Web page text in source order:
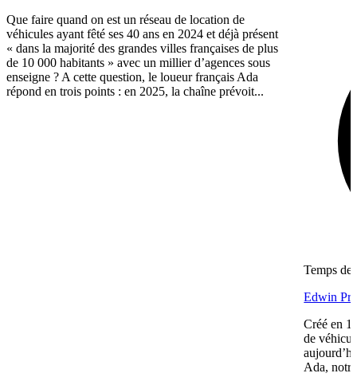
Que faire quand on est un réseau de location de
véhicules ayant fêté ses 40 ans en 2024 et déjà présent
« dans la majorité des grandes villes françaises de plus
de 10 000 habitants » avec un millier d’agences sous
enseigne ? A cette question, le loueur français Ada
répond en trois points : en 2025, la chaîne prévoit...
Temps de
Edwin
Créé en
de
Ada,